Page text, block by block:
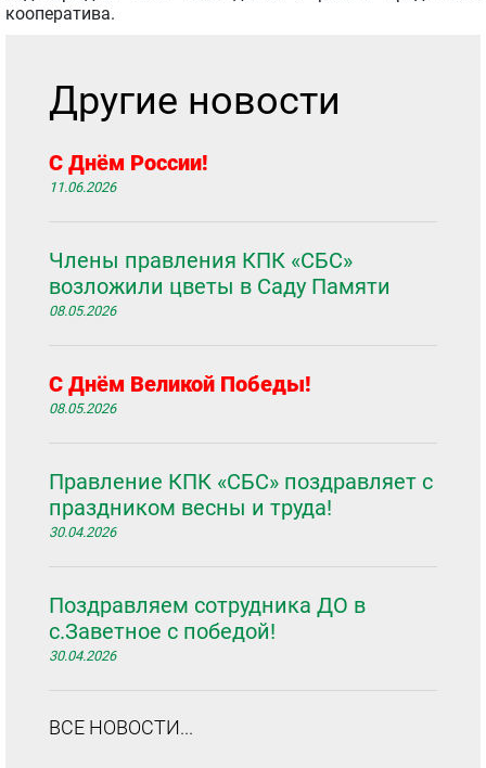
кооператива.
Другие новости
С Днём России!
11.06.2026
Члены правления КПК «СБС»
возложили цветы в Саду Памяти
08.05.2026
С Днём Великой Победы!
08.05.2026
Правление КПК «СБС» поздравляет с
праздником весны и труда!
30.04.2026
Поздравляем сотрудника ДО в
с.Заветное с победой!
30.04.2026
ВСЕ НОВОСТИ...